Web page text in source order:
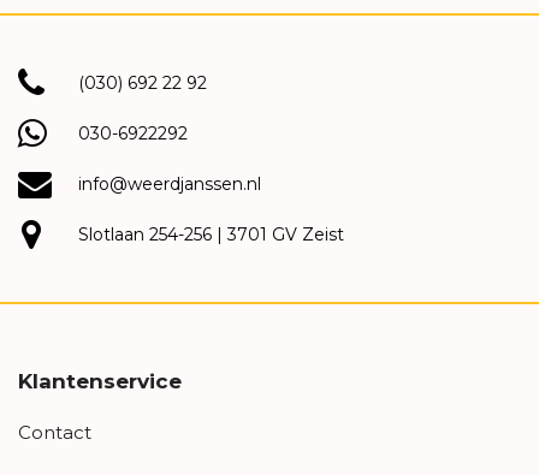
(030) 692 22 92
030-6922292
info@weerdjanssen.nl
Slotlaan 254-256 | 3701 GV Zeist
Klantenservice
Contact